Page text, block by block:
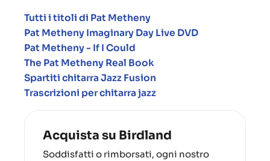
Tutti i titoli di Pat Metheny
Pat Metheny Imaginary Day Live DVD
Pat Metheny - If I Could
The Pat Metheny Real Book
Spartiti chitarra Jazz Fusion
Trascrizioni per chitarra jazz
Acquista su Birdland
Soddisfatti o rimborsati, ogni nostro